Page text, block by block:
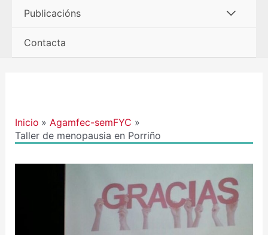
menú
Publicacións
Contacta
Inicio
Agamfec-semFYC
Taller de menopausia en Porriño